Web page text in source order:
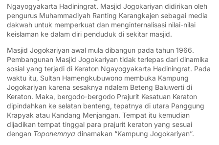
Ngayogyakarta Hadiningrat. Masjid Jogokariyan didirikan oleh
pengurus Muhammadiyah Ranting Karangkajen sebagai media
dakwah untuk memperkuat dan menginternalisasi nilai-nilai
keislaman ke dalam diri penduduk di sekitar masjid.
Masjid Jogokariyan awal mula dibangun pada tahun 1966.
Pembangunan Masjid Jogokariyan tidak terlepas dari dinamika
sosial yang terjadi di Keraton Ngayogyakarta Hadiningrat. Pada
waktu itu, Sultan Hamengkubuwono membuka Kampung
Jogokariyan karena sesaknya ndalem Beteng Baluwerti di
Keraton. Maka, bergodo-bergodo Prajurit Kesatuan Keraton
dipindahkan ke selatan benteng, tepatnya di utara Panggung
Krapyak atau Kandang Menjangan. Tempat itu kemudian
dijadikan tempat tinggal para prajurit keraton yang sesuai
dengan Toponemnya dinamakan “Kampung Jogokariyan”.